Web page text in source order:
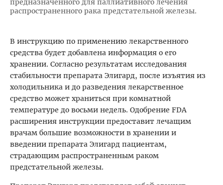
предназначенного для паллиативного лечения
распространенного рака предстательной железы.
В инструкцию по применению лекарственного
средства будет добавлена информация о его
хранении. Согласно результатам исследования
стабильности препарата Элигард, после изъятия из
холодильника и до разведения лекарственное
средство может храниться при комнатной
температуре до восьми недель. Одобрение FDA
расширения инструкции предоставит лечащим
врачам большие возможности в хранении и
введении препарата Элигард пациентам,
страдающим распространенным раком
предстательной железы.